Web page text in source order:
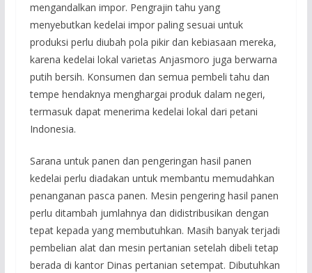
mengandalkan impor. Pengrajin tahu yang
menyebutkan kedelai impor paling sesuai untuk
produksi perlu diubah pola pikir dan kebiasaan mereka,
karena kedelai lokal varietas Anjasmoro juga berwarna
putih bersih. Konsumen dan semua pembeli tahu dan
tempe hendaknya menghargai produk dalam negeri,
termasuk dapat menerima kedelai lokal dari petani
Indonesia.
Sarana untuk panen dan pengeringan hasil panen
kedelai perlu diadakan untuk membantu memudahkan
penanganan pasca panen. Mesin pengering hasil panen
perlu ditambah jumlahnya dan didistribusikan dengan
tepat kepada yang membutuhkan. Masih banyak terjadi
pembelian alat dan mesin pertanian setelah dibeli tetap
berada di kantor Dinas pertanian setempat. Dibutuhkan